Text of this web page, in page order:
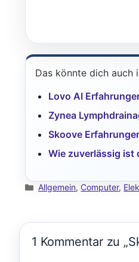
Das könnte dich auch
Lovo AI
Zynea
Skoove
Wie zuverlässig ist
Kategorien
Allgemein,Computer,
1 Kommentar zu